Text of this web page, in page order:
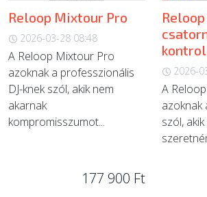
Reloop Mixtour Pro
2026-03-28 08:48
A Reloop Mixtour Pro
azoknak a professzionális
DJ-knek szól, akik nem
akarnak
kompromisszumot...
177 900 Ft
2026-
A
azoknak
szól,